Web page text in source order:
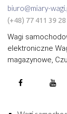
biuro@miary-
(+48) 77 411 39 28
Wagi
elektroniczne
magazynowe,